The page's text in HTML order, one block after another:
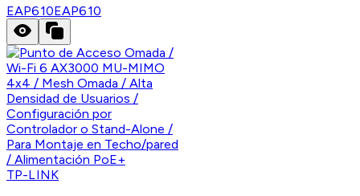
EAP610EAP610
TP-LINK